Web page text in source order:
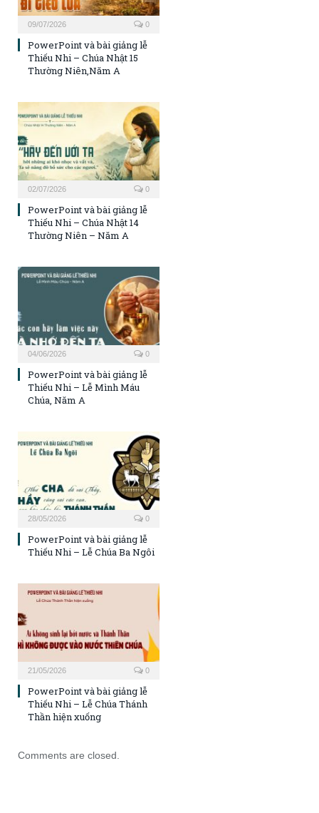
09/07/2026 0
PowerPoint và bài giảng lễ
Thiếu Nhi – Chúa Nhật 15
Thường Niên,Năm A
02/07/2026 0
PowerPoint và bài giảng lễ
Thiếu Nhi – Chúa Nhật 14
Thường Niên – Năm A
04/06/2026 0
PowerPoint và bài giảng lễ
Thiếu Nhi – Lễ Mình Máu
Chúa, Năm A
28/05/2026 0
PowerPoint và bài giảng lễ
Thiếu Nhi – Lễ Chúa Ba Ngôi
21/05/2026 0
PowerPoint và bài giảng lễ
Thiếu Nhi – Lễ Chúa Thánh
Thần hiện xuống
Comments are closed.